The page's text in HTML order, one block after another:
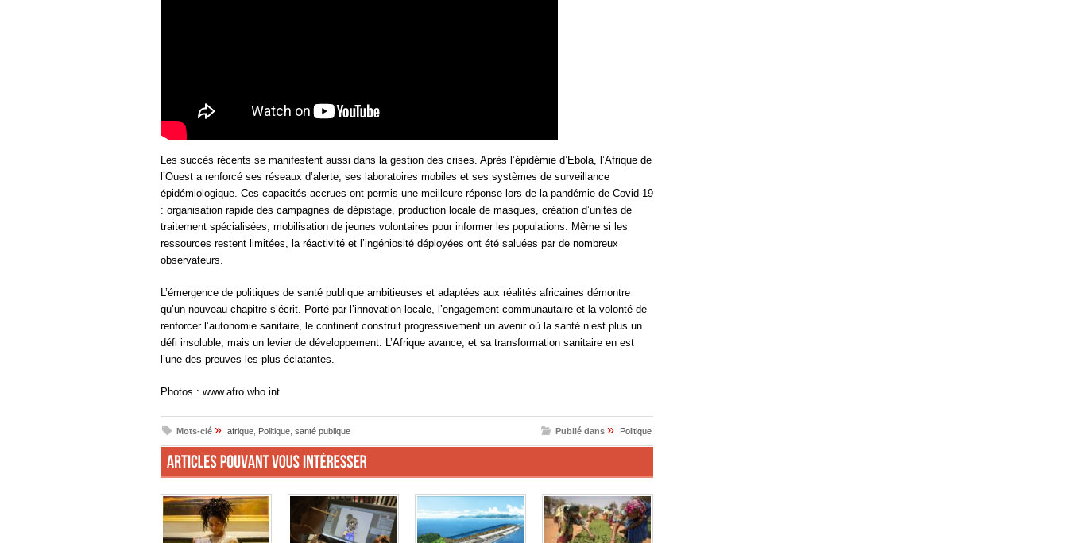
Les succès récents se manifestent aussi dans la gestion des crises. Après l’épidémie d’Ebola, l’Afrique de
l’Ouest a renforcé ses réseaux d’alerte, ses laboratoires mobiles et ses systèmes de surveillance
épidémiologique. Ces capacités accrues ont permis une meilleure réponse lors de la pandémie de Covid-19
: organisation rapide des campagnes de dépistage, production locale de masques, création d’unités de
traitement spécialisées, mobilisation de jeunes volontaires pour informer les populations. Même si les
ressources restent limitées, la réactivité et l’ingéniosité déployées ont été saluées par de nombreux
observateurs.
L’émergence de politiques de santé publique ambitieuses et adaptées aux réalités africaines démontre
qu’un nouveau chapitre s’écrit. Porté par l’innovation locale, l’engagement communautaire et la volonté de
renforcer l’autonomie sanitaire, le continent construit progressivement un avenir où la santé n’est plus un
défi insoluble, mais un levier de développement. L’Afrique avance, et sa transformation sanitaire en est
l’une des preuves les plus éclatantes.
Photos : www.afro.who.int
Mots-clé » afrique Politique santé publique Publié dans » Politique